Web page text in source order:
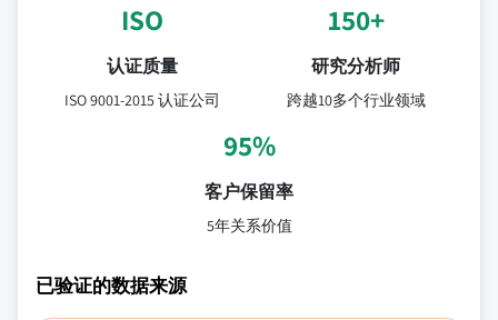
ISO
认证质量
ISO 9001-2015 认证公司
150+
研究分析师
跨越10多个行业领域
95%
客户保留率
5年关系价值
已验证的数据来源